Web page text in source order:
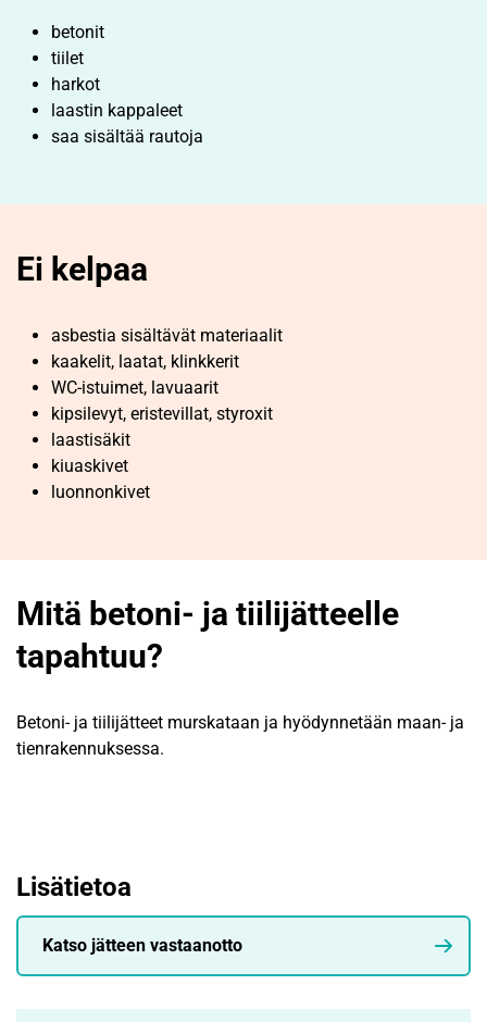
betonit
tiilet
harkot
laastin kappaleet
saa sisältää rautoja
Ei kelpaa
asbestia sisältävät materiaalit
kaakelit, laatat, klinkkerit
WC-istuimet, lavuaarit
kipsilevyt, eristevillat, styroxit
laastisäkit
kiuaskivet
luonnonkivet
Mitä betoni- ja tiilijätteelle
tapahtuu?
Betoni- ja tiilijätteet murskataan ja hyödynnetään maan- ja
tienrakennuksessa.
Lisätietoa
Katso jätteen vastaanotto